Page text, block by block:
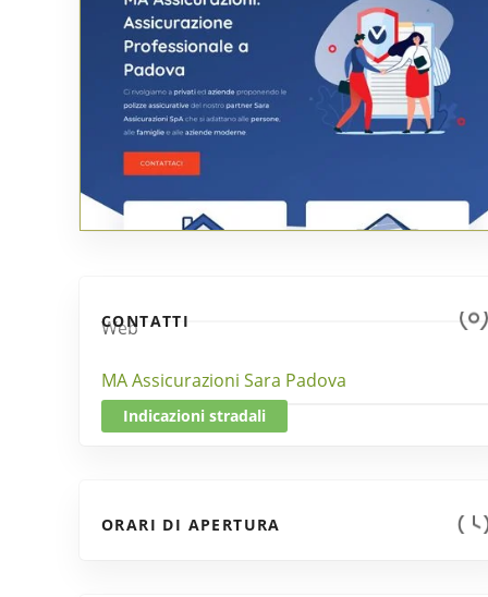
CONTATTI
Web
MA Assicurazioni Sara Padova
Indicazioni stradali
ORARI DI APERTURA